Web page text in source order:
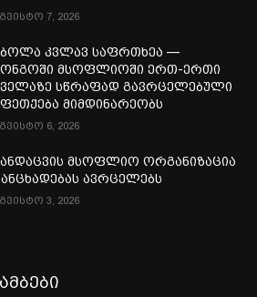
7, 2026
კვლავ საფრთხეა —
მსოფლიოში ერთ-ერთი
სწრაფად გავრცელებული
მიმდინარეობს
6, 2026
მსოფლიო ორგანიზაცია
ავრცელებს
3, 2026